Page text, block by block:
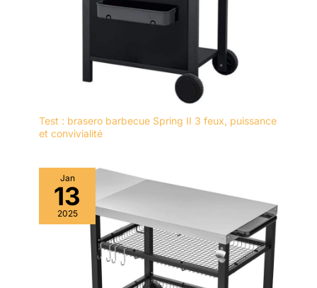
Test : brasero barbecue Spring II 3 feux, puissance
et convivialité
Jan
13
2025